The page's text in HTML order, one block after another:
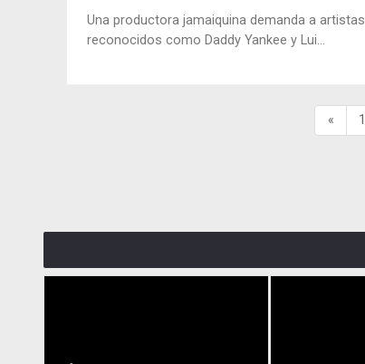
Una productora jamaiquina demanda a artistas
reconocidos como Daddy Yankee y Lui...
« 1